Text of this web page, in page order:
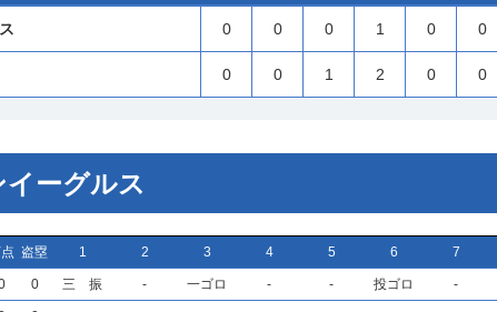
0 0 0 1 0 0
0 0 1 2 0 0
ーグルス
盗塁 1 2 3 4 5 6 7
0 三 振 - 一ゴロ - - 投ゴロ -